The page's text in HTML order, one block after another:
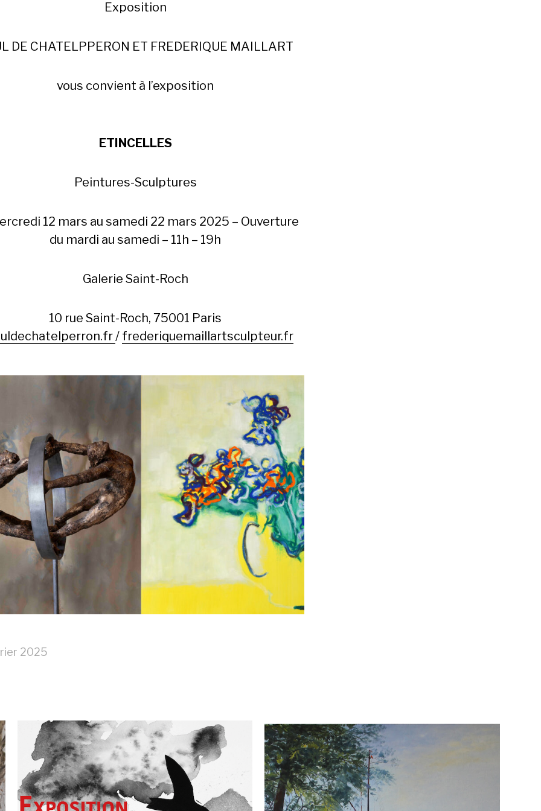
Exposition
DE CHATELPPERON ET FREDERIQUE MAILLART
vous convient à l’exposition
ETINCELLES
Peintures-Sculptures
12 mars au samedi 22 mars 2025 – Ouverture
du mardi au samedi – 11h – 19h
Galerie Saint-Roch
10 rue Saint-Roch, 75001 Paris
/ frederiquemaillartsculpteur.fr
2025